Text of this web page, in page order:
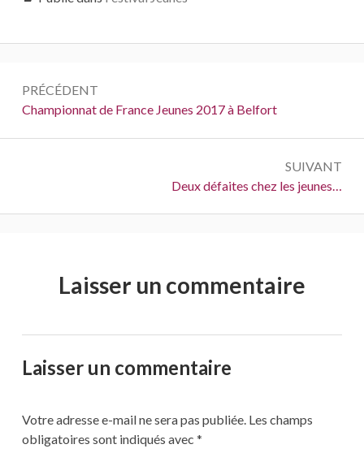
Navigation
de
l’article
PRÉCÉDENT
Précédent :
Championnat de France Jeunes 2017 à Belfort
SUIVANT
Suivant :
Deux défaites chez les jeunes…
Laisser un commentaire
Laisser un commentaire
Votre adresse e-mail ne sera pas publiée.Les champs
obligatoires sont indiqués avec *